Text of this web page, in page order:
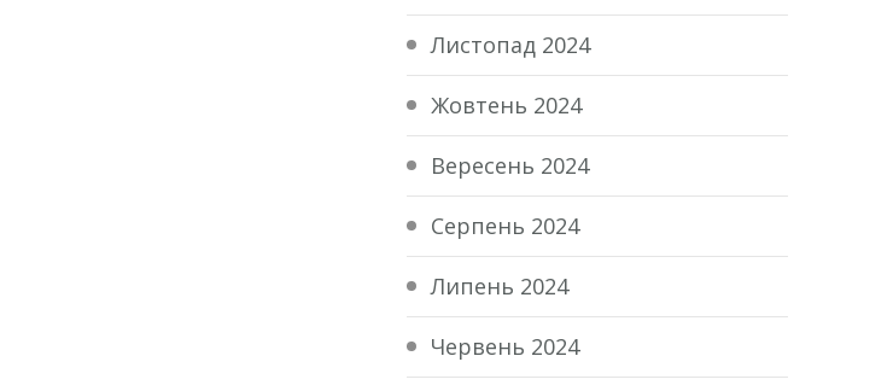
Листопад 2024
Жовтень 2024
Вересень 2024
Серпень 2024
Липень 2024
Червень 2024